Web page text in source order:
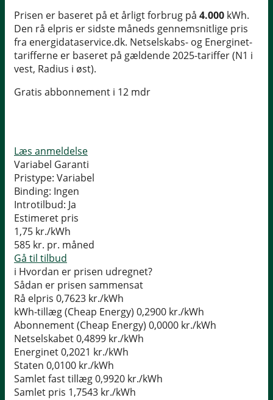
Prisen er baseret på et årligt forbrug på 4.000 kWh.
Den rå elpris er sidste måneds gennemsnitlige pris
fra energidataservice.dk. Netselskabs- og Energinet-
tarifferne er baseret på gældende 2025-tariffer (N1 i
vest, Radius i øst).
Gratis abbonnement i 12 mdr
Læs anmeldelse
Variabel Garanti
Pristype: Variabel
Binding: Ingen
Introtilbud: Ja
Estimeret pris
1,75 kr./kWh
585 kr. pr. måned
Gå til tilbud
i Hvordan er prisen udregnet?
Sådan er prisen sammensat
Rå elpris 0,7623 kr./kWh
kWh-tillæg (Cheap Energy) 0,2900 kr./kWh
Abonnement (Cheap Energy) 0,0000 kr./kWh
Netselskabet0,4899 kr./kWh
Energinet0,2021 kr./kWh
Staten 0,0100 kr./kWh
Samlet fast tillæg0,9920 kr./kWh
Samlet pris 1,7543 kr./kWh